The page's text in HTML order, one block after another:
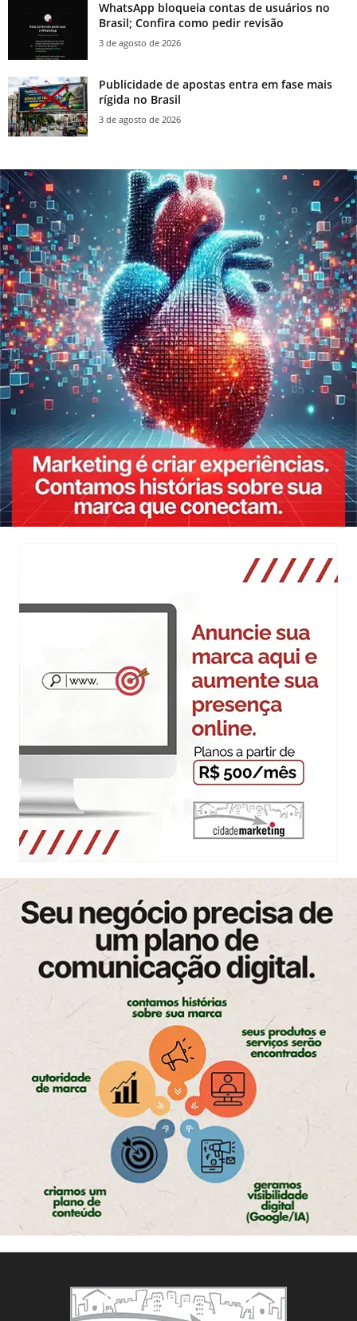
WhatsApp bloqueia contas de usuários no
Brasil; Confira como pedir revisão
3 de agosto de 2026
Publicidade de apostas entra em fase mais
rígida no Brasil
3 de agosto de 2026